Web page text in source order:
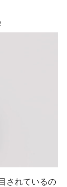
されているの